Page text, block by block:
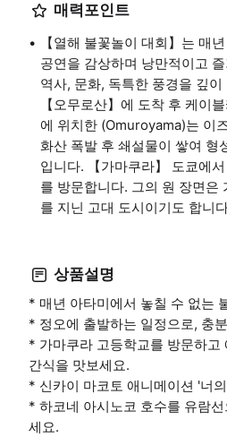
매력포인트
【열해 불꽃놀이 대회】는 매
공연을 감상하며 낭만적이고
역사, 문화, 독특한 풍경을 깊
【오무로산】에 도착 후 케이
에 위치한 (Omuroyama)는 이
화산 폭발 후 쇄설물이 쌓여 형
입니다. 【가마쿠라】 도쿄에
를 방문합니다. 그의 원 장면은
를 지닌 고대 도시이기도 합니
상품설명
* 매년 아타미에서 놓칠 수 없는
* 정오에 출발하는 일정으로, 충
* 가마쿠라 고등학교를 방문하고
간식을 맛보세요.
* 신카이 마코토 애니메이션 '너
* 하코네 아시노코 호수를 유람
세요.